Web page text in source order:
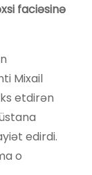
faciəsinə
Mixail
etdirən
edirdi.
o